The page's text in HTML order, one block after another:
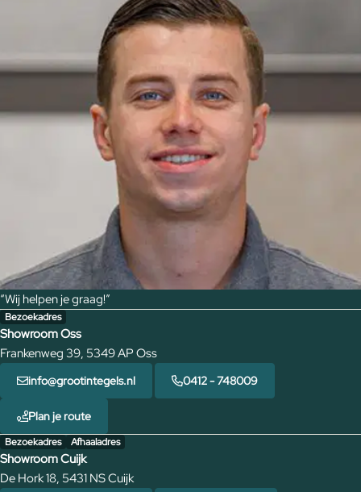
“Wij helpen je graag!”
Bezoekadres
Showroom Oss
Frankenweg 39, 5349 AP Oss
info@grootintegels.nl 0412 - 748009
Plan je route
Bezoekadres Afhaaladres
Showroom Cuijk
De Hork 18, 5431 NS Cuijk